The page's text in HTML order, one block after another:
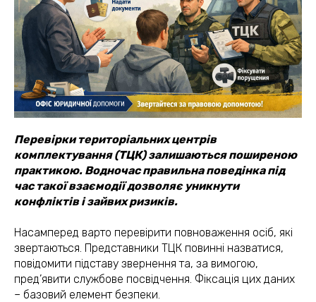
Перевірки територіальних центрів
комплектування (ТЦК) залишаються поширеною
практикою. Водночас правильна поведінка під
час такої взаємодії дозволяє уникнути
конфліктів і зайвих ризиків.
Насамперед варто перевірити повноваження осіб, які
звертаються. Представники ТЦК повинні назватися,
повідомити підставу звернення та, за вимогою,
пред’явити службове посвідчення. Фіксація цих даних
– базовий елемент безпеки.